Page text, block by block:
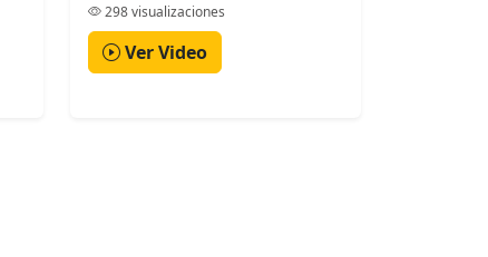
298 visualizaciones
Ver Video